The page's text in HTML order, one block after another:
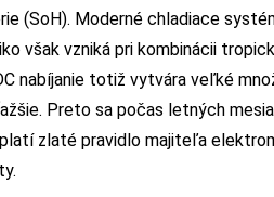
(SoH). Moderné chladiace
však vzniká pri kombinácii
nabíjanie totiž vytvára veľké
Preto sa počas letných
zlaté pravidlo majiteľa